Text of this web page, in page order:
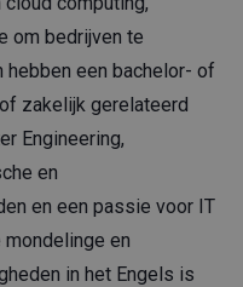
om bedrijven te
hebben een bachelor- of
zakelijk gerelateerd
Engineering,
en
en een passie voor IT
en
in het Engels is